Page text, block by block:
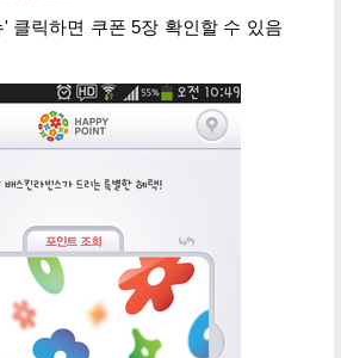
클릭하면 쿠폰 5장 확인할 수 있음